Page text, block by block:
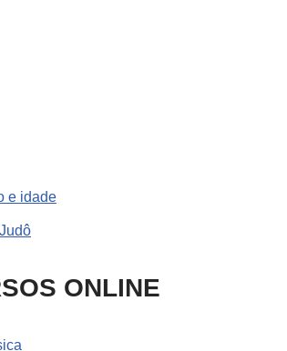
e idade
ONLINE